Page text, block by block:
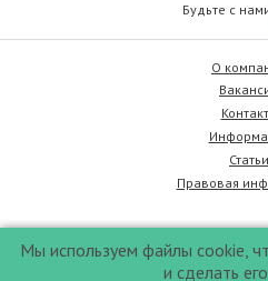
Будьте с
О
Статьи
Правовая
Мы используем файлы cookie,
и сделать